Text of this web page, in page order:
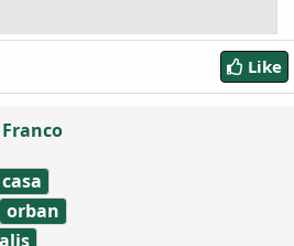
Like
Franco
casa
orban